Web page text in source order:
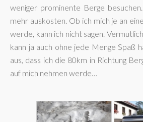
weniger prominente Berge
mehr auskosten. Ob ich mich je an
werde, kann ich nicht sagen.
kann ja auch ohne jede Menge Spaß
aus, dass ich die 80km in Richtung
auf mich nehmen werde…